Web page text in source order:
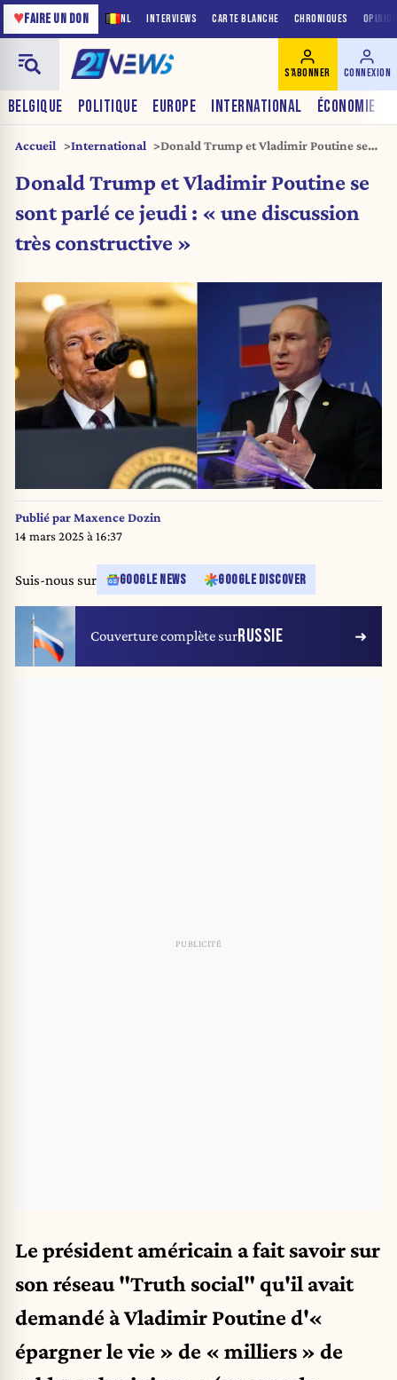
NL INTERVIEWS CARTE BLANCHE CHRONIQUES
♥FAIRE UN DON
BELGIQUE POLITIQUE EUROPE INTERNATIONAL ÉCONOMIE
S'ABONNER CONNEXION
Accueil International
Donald Trump et Vladimir Poutine se
très constructive »
Donald Trump et Vladimir Poutine se
sont parlé ce jeudi : « une discussion
très constructive »
Publié parMaxence Dozin
14 mars 2025 à 16:37
Suis-nous sur GOOGLE NEWS GOOGLE DISCOVER
Couverture complète surRUSSIE
Le président américain a fait savoir sur
son réseau "Truth social" qu'il avait
demandé à Vladimir Poutine d'«
épargner le vie » de « milliers » de